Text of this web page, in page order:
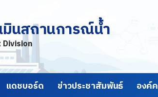
มินสถานการณ์น้ำ
แดชบอร์ด ข่าวประชาสัมพันธ์ องค์